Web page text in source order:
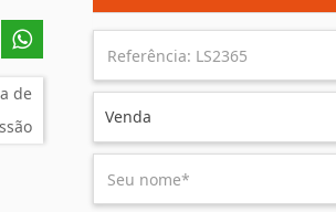
de
Venda